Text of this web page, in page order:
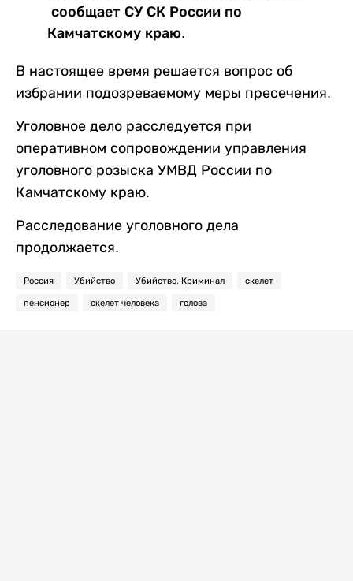
сообщает СУ СК России по
Камчатскому краю.
В настоящее время решается вопрос об
избрании подозреваемому меры пресечения.
Уголовное дело расследуется при
оперативном сопровождении управления
уголовного розыска УМВД России по
Камчатскому краю.
Расследование уголовного дела
продолжается.
Россия Убийство Убийство. Криминал скелет
пенсионер скелет человека голова